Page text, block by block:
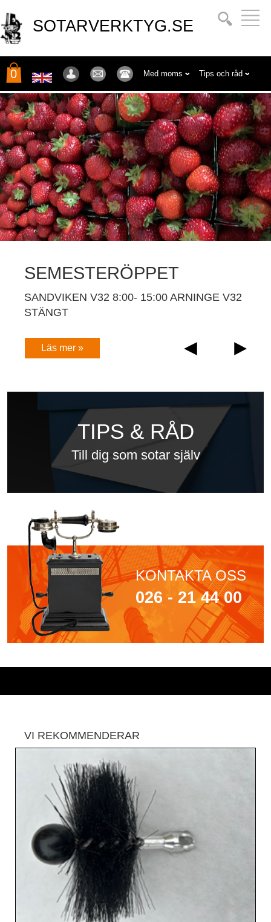
SOTARVERKTYG.SE
0 Med moms Tips och råd
SEMESTERÖPPET
SANDVIKEN V32 8:00- 15:00 ARNINGE V32
STÄNGT
TIPS & RÅD
Till dig som sotar själv
KONTAKTA OSS
026 - 21 44 00
VI REKOMMENDERAR